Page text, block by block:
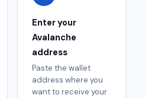
Enter your
Avalanche
address
Paste the wallet
address where you
want to receive your